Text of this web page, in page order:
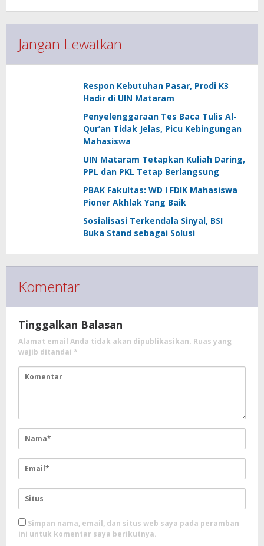
Jangan Lewatkan
Respon Kebutuhan Pasar, Prodi K3
Hadir di UIN Mataram
Penyelenggaraan Tes Baca Tulis Al-
Qur’an Tidak Jelas, Picu Kebingungan
Mahasiswa
UIN Mataram Tetapkan Kuliah Daring,
PPL dan PKL Tetap Berlangsung
PBAK Fakultas: WD I FDIK Mahasiswa
Pioner Akhlak Yang Baik
Sosialisasi Terkendala Sinyal, BSI
Buka Stand sebagai Solusi
Komentar
Tinggalkan Balasan
Alamat email Anda tidak akan dipublikasikan. Ruas yang
wajib ditandai *
Simpan nama, email, dan situs web saya pada peramban
ini untuk komentar saya berikutnya.